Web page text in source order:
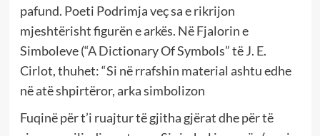
pafund. Poeti Podrimja veç sa e rikrijon
mjeshtërisht figurën e arkës. Në Fjalorin e
Simboleve (“A Dictionary Of Symbols” të J. E.
Cirlot, thuhet: “Si në rrafshin material ashtu edhe
në atë shpirtëror, arka simbolizon
Fuqinë për t’i ruajtur të gjitha gjërat dhe për të